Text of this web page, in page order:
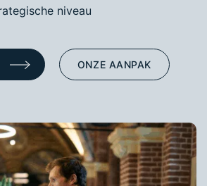
niveau
ONZE AANPAK